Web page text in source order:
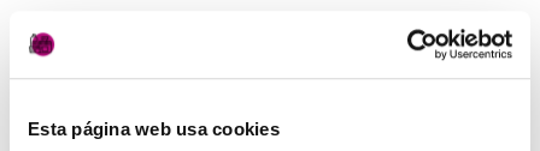
Esta página web usa cookies
Elisièr Instant Bond Tratamiento
original actual
Elisièr Tratamiento Instantaneo 50ml